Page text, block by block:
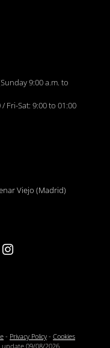
9:00 a.m. to
Fri-Sat: 9:00 to 01:00
Viejo (Madrid)
- Privacy Policy - Cookies
update09/08/2026